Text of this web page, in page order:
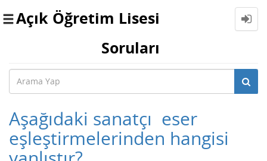
Toggle
Açık Öğretim Lisesi
Soruları
Aşağıdaki sanatçı  eser
eşleştirmelerinden hangisi